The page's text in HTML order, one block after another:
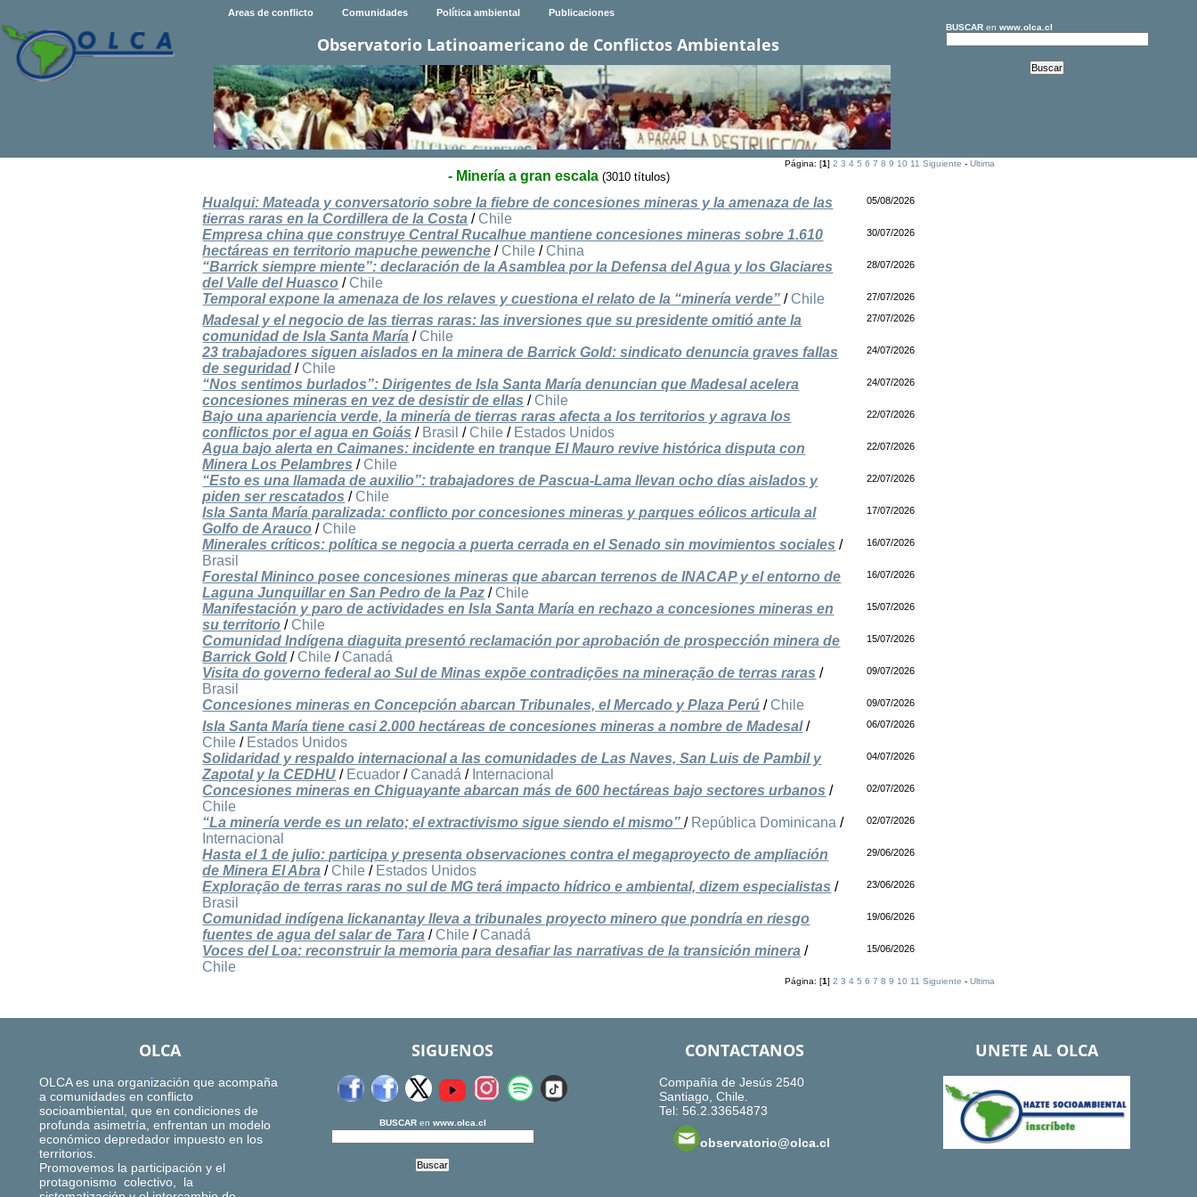
Areas de conflicto Comunidades Política ambiental Publicaciones
Observatorio Latinoamericano de Conflictos Ambientales
BUSCARen www.olca.cl
Página: [1] 2 3 4 5 6 7 8 9 10 11 Siguiente - Ultima
- Minería a gran escala (3010 títulos)
Hualqui: Mateada y conversatorio sobre la fiebre de concesiones mineras y la amenaza de las
tierras raras en la Cordillera de la Costa / Chile
05/08/2026
Empresa china que construye Central Rucalhue mantiene concesiones mineras sobre 1.610
hectáreas en territorio mapuche pewenche / Chile / China
30/07/2026
“Barrick siempre miente”: declaración de la Asamblea por la Defensa del Agua y los Glaciares
del Valle del Huasco / Chile
28/07/2026
Temporal expone la amenaza de los relaves y cuestiona el relato de la “minería verde” / Chile 27/07/2026
Madesal y el negocio de las tierras raras: las inversiones que su presidente omitió ante la
comunidad de Isla Santa María / Chile
27/07/2026
23 trabajadores siguen aislados en la minera de Barrick Gold: sindicato denuncia graves fallas
de seguridad / Chile
24/07/2026
“Nos sentimos burlados”: Dirigentes de Isla Santa María denuncian que Madesal acelera
concesiones mineras en vez de desistir de ellas / Chile
24/07/2026
Bajo una apariencia verde, la minería de tierras raras afecta a los territorios y agrava los
conflictos por el agua en Goiás / Brasil / Chile / Estados Unidos
22/07/2026
Agua bajo alerta en Caimanes: incidente en tranque El Mauro revive histórica disputa con
Minera Los Pelambres / Chile
22/07/2026
“Esto es una llamada de auxilio”: trabajadores de Pascua-Lama llevan ocho días aislados y
piden ser rescatados / Chile
22/07/2026
Isla Santa María paralizada: conflicto por concesiones mineras y parques eólicos articula al
Golfo de Arauco / Chile
17/07/2026
Minerales críticos: política se negocia a puerta cerrada en el Senado sin movimientos sociales /
Brasil
16/07/2026
Forestal Mininco posee concesiones mineras que abarcan terrenos de INACAP y el entorno de
Laguna Junquillar en San Pedro de la Paz / Chile
16/07/2026
Manifestación y paro de actividades en Isla Santa María en rechazo a concesiones mineras en
su territorio / Chile
15/07/2026
Comunidad Indígena diaguita presentó reclamación por aprobación de prospección minera de
Barrick Gold / Chile / Canadá
15/07/2026
Visita do governo federal ao Sul de Minas expõe contradições na mineração de terras raras /
Brasil
09/07/2026
Concesiones mineras en Concepción abarcan Tribunales, el Mercado y Plaza Perú / Chile 09/07/2026
Isla Santa María tiene casi 2.000 hectáreas de concesiones mineras a nombre de Madesal/
Chile / Estados Unidos
06/07/2026
Solidaridad y respaldo internacional a las comunidades de Las Naves, San Luis de Pambil y
Zapotal y la CEDHU / Ecuador / Canadá / Internacional
04/07/2026
Concesiones mineras en Chiguayante abarcan más de 600 hectáreas bajo sectores urbanos /
Chile
02/07/2026
“La minería verde es un relato; el extractivismo sigue siendo el mismo”/ República Dominicana /
Internacional
02/07/2026
Hasta el 1 de julio: participa y presenta observaciones contra el megaproyecto de ampliación
de Minera El Abra / Chile / Estados Unidos
29/06/2026
Exploração de terras raras no sul de MG terá impacto hídrico e ambiental, dizem especialistas /
Brasil
23/06/2026
Comunidad indígena lickanantay lleva a tribunales proyecto minero que pondría en riesgo
fuentes de agua del salar de Tara / Chile / Canadá
19/06/2026
Voces del Loa: reconstruir la memoria para desafiar las narrativas de la transición minera /
Chile
15/06/2026
Página: [1] 2 3 4 5 6 7 8 9 10 11 Siguiente - Ultima
OLCA
OLCA es una organización que acompaña
a comunidades en conflicto
socioambiental, que en condiciones de
profunda asimetría, enfrentan un modelo
económico depredador impuesto en los
territorios.
Promovemos la participación y el
protagonismo colectivo, la
SIGUENOS
BUSCARen www.olca.cl
CONTACTANOS
Compañía de Jesús 2540
Santiago, Chile.
Tel: 56.2.33654873
observatorio@olca.cl
UNETE AL OLCA